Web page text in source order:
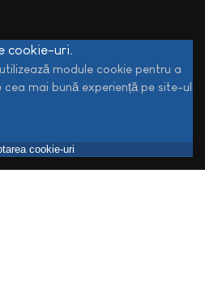
cookie-uri.
module cookie pentru a
mai bună experiență pe site-ul
cookie-uri